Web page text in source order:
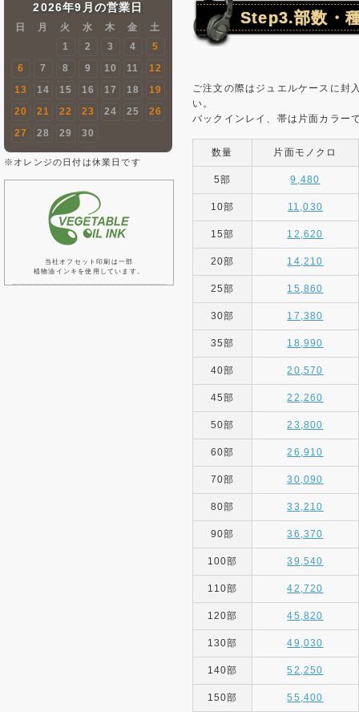
2026年9月の営業日
日 月 火 水 木 金
土
1
2 3 4
5
6
7 8 9 10 11
12
13
14 15 16 17 18
19
20
21 22 23 24 25
26
27
28 29 30
※オレンジの日付は休業日です
当社オフセット印刷は一部
植物油インキを使用しています。
Step3.部数・
ご注文の際はジュエルケースに封
い。
バックインレイ、帯は片面カラー
数量 片面モノクロ
5部 9,480
10部 11,030
15部 12,620
20部 14,210
25部 15,860
30部 17,380
35部 18,990
40部 20,570
45部 22,260
50部 23,800
60部 26,910
70部 30,090
80部 33,210
90部 36,370
100部 39,540
110部 42,720
120部 45,820
130部 49,030
140部 52,250
150部 55,400